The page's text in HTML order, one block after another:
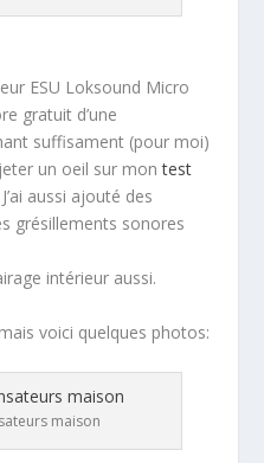
ESU Loksound Micro
gratuit d’une
suffisament (pour moi)
jeter un oeil sur montest
aussi ajouté des
grésillements sonores
intérieur aussi.
voici quelques photos:
maison